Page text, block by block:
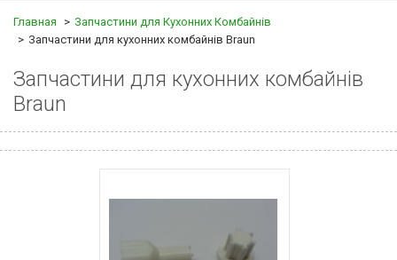
Главная
Запчастини для Кухонних Комбайнів
Запчастини для кухонних комбайнів Braun
Запчастини для кухонних комбайнів
Braun